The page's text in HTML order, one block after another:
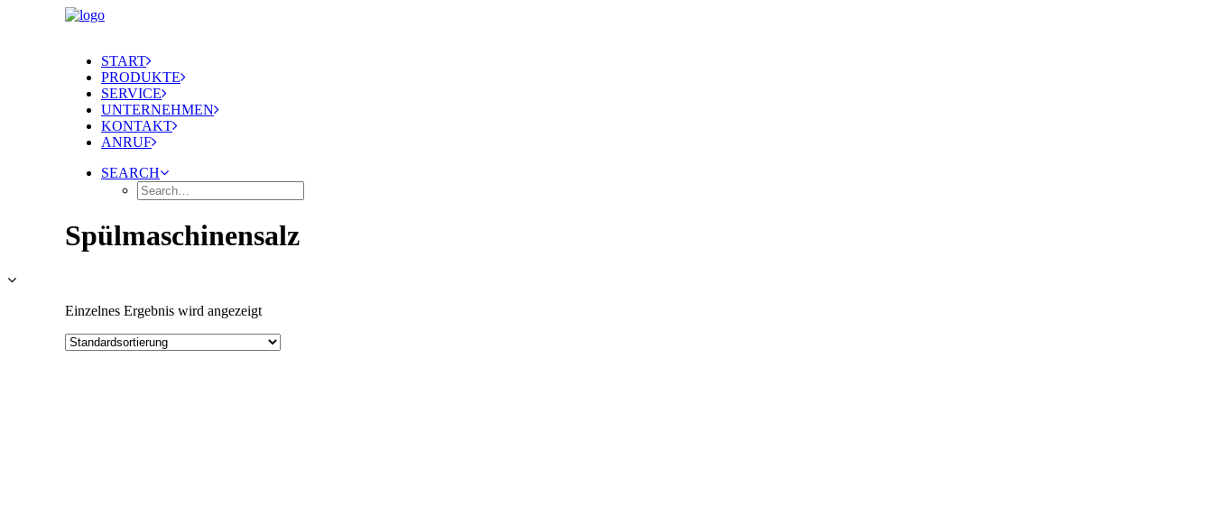
START
PRODUKTE
SERVICE
UNTERNEHMEN
KONTAKT
ANRUF
SEARCH
Spülmaschinensalz
Einzelnes Ergebnis wird angezeigt